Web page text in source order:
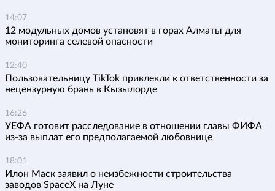
14:07
12 модульных домов установят в горах Алматы для
мониторинга селевой опасности
12:40
Пользовательницу TikTok привлекли к ответственности за
нецензурную брань в Кызылорде
16:26
УЕФА готовит расследование в отношении главы ФИФА
из-за выплат его предполагаемой любовнице
18:01
Илон Маск заявил о неизбежности строительства
заводов SpaceX на Луне